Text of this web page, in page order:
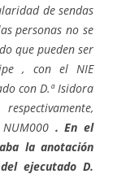
de sendas
personas no se
que pueden ser
, con el NIE
con D.ª Isidora
. En el
la anotación
ejecutado D.